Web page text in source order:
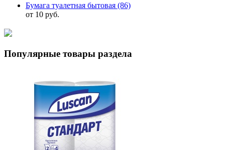
Бумага туалетная бытовая (86)
от 10 руб.
Популярные товары раздела